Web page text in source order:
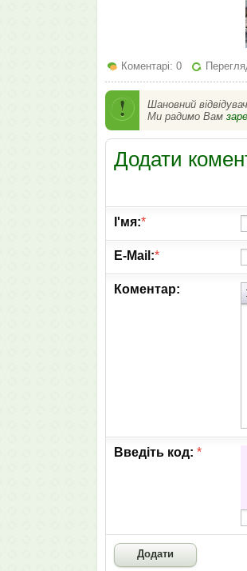
Коментарі: 0
Шановний
Ми радимо Вам
Додати
І'мя:*
E-Mail:*
Коментар:
Введіть код: *